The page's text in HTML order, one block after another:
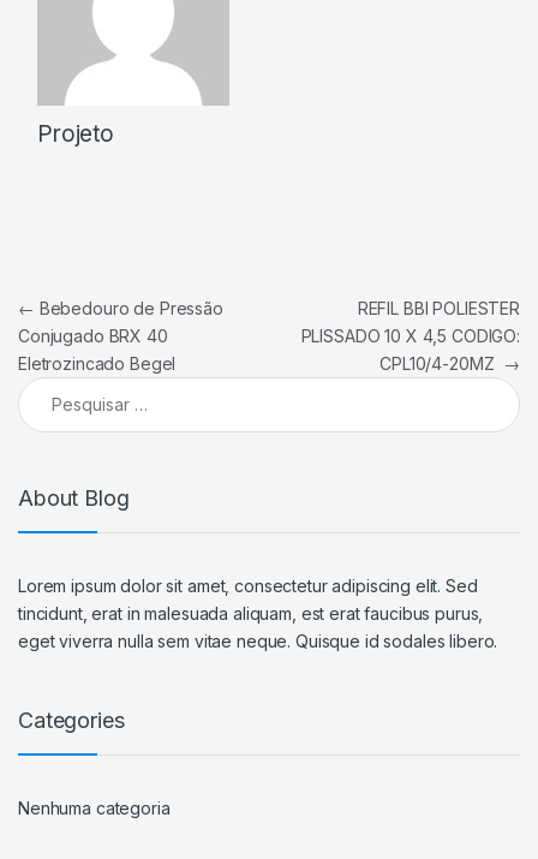
Projeto
Navegação de Post
← Bebedouro de Pressão
Conjugado BRX 40
Eletrozincado Begel
REFIL BBI POLIESTER
PLISSADO 10 X 4,5 CODIGO:
CPL10/4-20MZ →
Pesquisar por:
About Blog
Lorem ipsum dolor sit amet, consectetur adipiscing elit. Sed
tincidunt, erat in malesuada aliquam, est erat faucibus purus,
eget viverra nulla sem vitae neque. Quisque id sodales libero.
Categories
Nenhuma categoria